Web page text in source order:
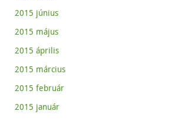
2015 június
2015 május
2015 április
2015 március
2015 február
2015 január